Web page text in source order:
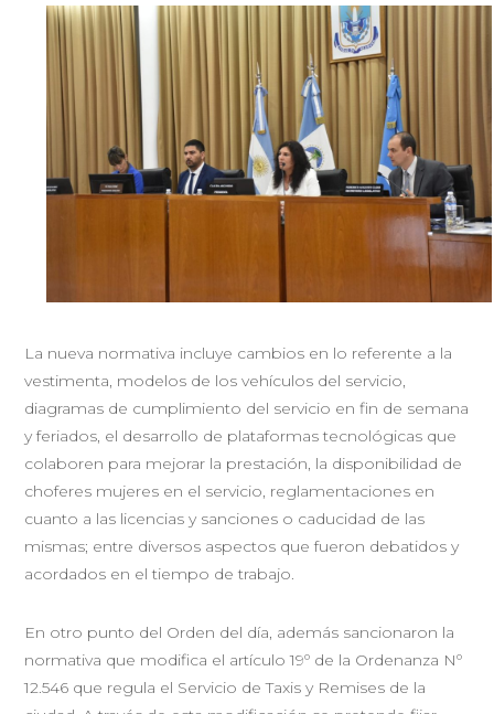
La nueva normativa incluye cambios en lo referente a la
vestimenta, modelos de los vehículos del servicio,
diagramas de cumplimiento del servicio en fin de semana
y feriados, el desarrollo de plataformas tecnológicas que
colaboren para mejorar la prestación, la disponibilidad de
choferes mujeres en el servicio, reglamentaciones en
cuanto a las licencias y sanciones o caducidad de las
mismas; entre diversos aspectos que fueron debatidos y
acordados en el tiempo de trabajo.
En otro punto del Orden del día, además sancionaron la
normativa que modifica el artículo 19º de la Ordenanza Nº
12.546 que regula el Servicio de Taxis y Remises de la